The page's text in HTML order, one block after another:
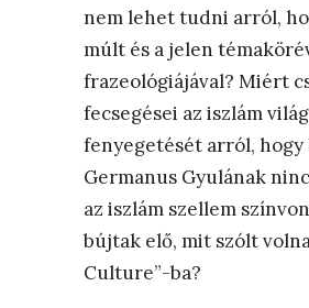
nem lehet tudni arról,
múlt és a jelen
frazeológiájával? Miért
fecsegései az iszlám
fenyegetését arról,
Germanus Gyulának
az iszlám szellem
bújtak elő, mit szólt
Culture”-ba?